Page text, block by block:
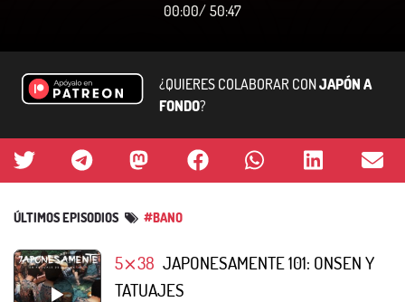
00:00/ 50:47
¿QUIERES COLABORAR CONJAPÓN A
FONDO?
ÚLTIMOS EPISODIOS #BANO
5⨯38 JAPONESAMENTE 101: ONSEN Y
TATUAJES